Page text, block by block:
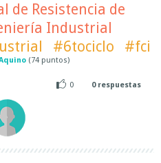
de Resistencia de
Industrial
#6tociclo #fci
(74 puntos)
0
0respuestas